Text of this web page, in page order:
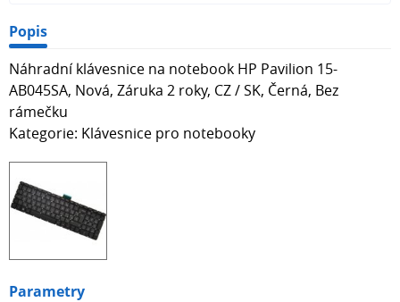
Popis
Náhradní klávesnice na notebook HP Pavilion 15-
AB045SA, Nová, Záruka 2 roky, CZ / SK, Černá, Bez
rámečku
Kategorie: Klávesnice pro notebooky
Parametry